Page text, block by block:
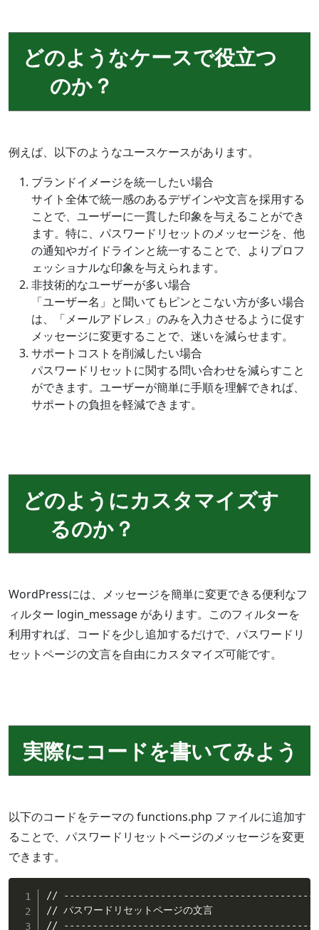
どのようなケースで役立つ
のか？
例えば、以下のようなユースケースがあります。
ブランドイメージを統一したい場合
サイト全体で統一感のあるデザインや文言を採用する
ことで、ユーザーに一貫した印象を与えることができ
ます。特に、パスワードリセットのメッセージを、他
の通知やガイドラインと統一することで、よりプロフ
ェッショナルな印象を与えられます。
非技術的なユーザーが多い場合
「ユーザー名」と聞いてもピンとこない方が多い場合
は、「メールアドレス」のみを入力させるように促す
メッセージに変更することで、迷いを減らせます。
サポートコストを削減したい場合
パスワードリセットに関する問い合わせを減らすこと
ができます。ユーザーが簡単に手順を理解できれば、
サポートの負担を軽減できます。
どのようにカスタマイズす
るのか？
WordPressには、メッセージを簡単に変更できる便利なフ
ィルター login_message があります。このフィルターを
利用すれば、コードを少し追加するだけで、パスワードリ
セットページの文言を自由にカスタマイズ可能です。
実際にコードを書いてみよう
以下のコードをテーマの functions.php ファイルに追加す
ることで、パスワードリセットページのメッセージを変更
できます。
//
// パスワードリセットページの文言
//